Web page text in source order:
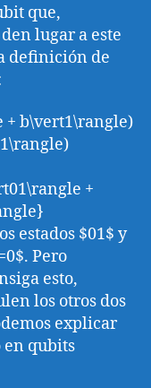
que,
lugar a este
definición de
b\vert1\rangle)
+
estados $01$ y
Pero
esto,
los otros dos
explicar
en qubits